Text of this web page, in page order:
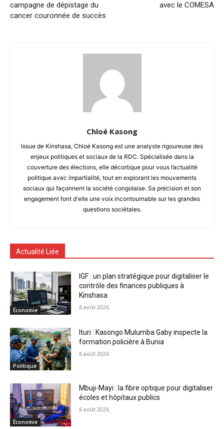
campagne de dépistage du
cancer couronnée de succès
avec le COMESA
Chloé Kasong
Issue de Kinshasa, Chloé Kasong est une analyste rigoureuse des
enjeux politiques et sociaux de la RDC. Spécialisée dans la
couverture des élections, elle décortique pour vous l’actualité
politique avec impartialité, tout en explorant les mouvements
sociaux qui façonnent la société congolaise. Sa précision et son
engagement font d'elle une voix incontournable sur les grandes
questions sociétales.
Actualité Liée
Économie
IGF : un plan stratégique pour digitaliser le
contrôle des finances publiques à
Kinshasa
6 août 2026
Politique
Ituri : Kasongo Mulumba Gaby inspecte la
formation policière à Bunia
6 août 2026
Économie
Mbuji-Mayi : la fibre optique pour digitaliser
écoles et hôpitaux publics
6 août 2026